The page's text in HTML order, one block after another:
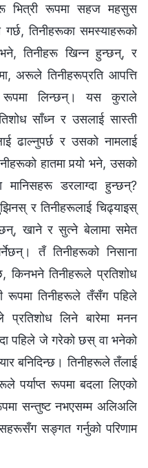
भित्री रूपमा सहज महसुस
तिनीहरूका समस्याहरूको
तिनीहरू खिन्न हुन्छन्, र
अरूले तिनीहरूप्रति आपत्ति
रूपमा लिन्छन्। यस कुराले
साँध्न र उसलाई सास्ती
ढाल्नुपर्छ र उसको नामलाई
हातमा पर्‍यो भने, उसको
डरलाग्दा हुन्छन्?
र तिनीहरूलाई चिढ्याइस्
खाने र सुत्ने बेलामा समेत
तँ तिनीहरूको निसाना
तिनीहरूले प्रतिशोध
रूपमा तिनीहरूले तँसँग पहिले
प्रतिशोध लिने बारेमा मनन
पहिले जे गरेको छस् वा भनेको
बनिदिन्छ। तिनीहरूले तँलाई
पर्याप्त रूपमा बदला लिएको
सन्तुष्ट नभएसम्म अलिअलि
सङ्गत गर्नुको परिणाम